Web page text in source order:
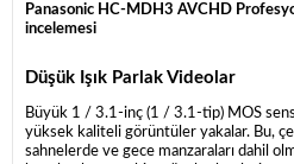
Panasonic HC-MDH3 AVCHD
incelemesi
Düşük Işık Parlak Videolar
Büyük 1 / 3.1-inç (1 / 3.1-tip) MOS
yüksek kaliteli görüntüler yakalar. Bu,
sahnelerde ve gece manzaraları dahil